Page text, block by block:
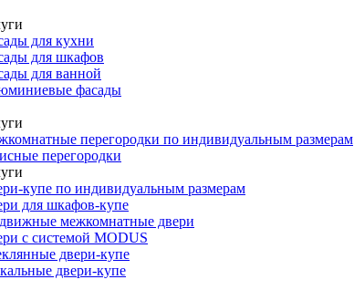
для кухни
для шкафов
для ванной
фасады
перегородки по индивидуальным размерам
перегородки
купе по индивидуальным размерам
для шкафов-купе
межкомнатные двери
с системой MODUS
двери-купе
двери-купе